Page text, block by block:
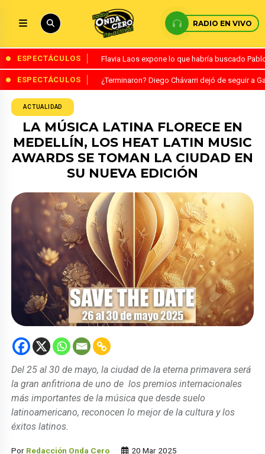
RADIO EN VIVO
ESPECTÁCULOS Flavia Laos expone lo que habría buscado
ESPECTÁCULOS ¿Terminaron? Diego Chávarri dejó de seguir a
ACTUALIDAD
LA MÚSICA LATINA FLORECE EN
MEDELLÍN, LOS HEAT LATIN MUSIC
AWARDS SE TOMAN LA CIUDAD EN
SU NUEVA EDICIÓN
Del 25 al 30 de mayo, la ciudad de la eterna primavera será
la gran anfitriona de uno de los premios internacionales
más importantes de la música que desde suelo
latinoamericano, reconocen lo mejor de la cultura y los
éxitos latinos.
Por Redacción Onda Cero 20 Mar 2025